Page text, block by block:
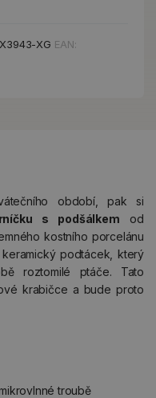
XG EAN:
období, pak si
s podšálkem od
kostního porcelánu
podtácek, který
roztomilé ptáče. Tato
krabičce a bude proto
troubě